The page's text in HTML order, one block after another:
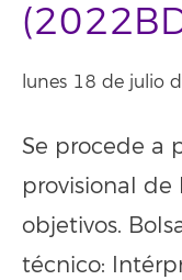
lunes 18 de julio
Se procede a
provisional
objetivos.
técnico: